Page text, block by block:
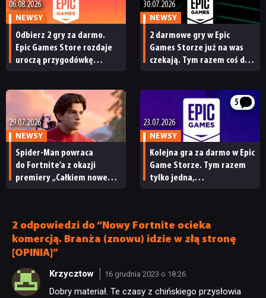
06.08.2026
NEWSY
Odbierz 2 gry za darmo.
Epic Games Store rozdaje
uroczą przygodówkę
30.07.2026
NEWSY
2 darmowe gry w Epic
Games Storze już na was
czekają. Tym razem coś dla
w stylu Hotline Miami
29.07.2026
NEWSY
Spider-Man powraca
do Fortnite’a z okazji
premiery „Całkiem nowego
5
23.07.2026
NEWSY
Kolejna gra za darmo w Epic
Game Storze. Tym razem
tylko jedna,
2 odpowiedzi do “Nowy Fortnite ocieka
komercją. Branża (znowu) idzie w złą stronę
[OPINIA]”
Krzycztow 16 grudnia 2023 o 18:26
Dobry materiał. Te czasy z chińskiego przysłowia